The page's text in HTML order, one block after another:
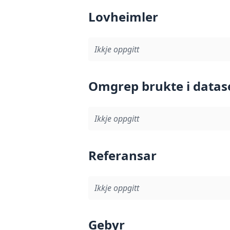
Lovheimler
Ikkje oppgitt
Omgrep brukte i
Ikkje oppgitt
Referansar
Ikkje oppgitt
Gebyr